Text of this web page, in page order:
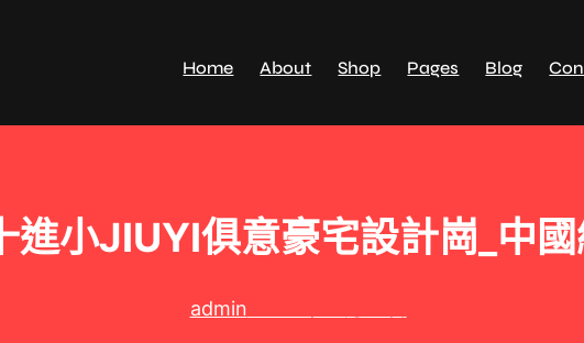
Home About Shop Pages Blog
進小JIUYI俱意豪宅設計崗_中國
admin